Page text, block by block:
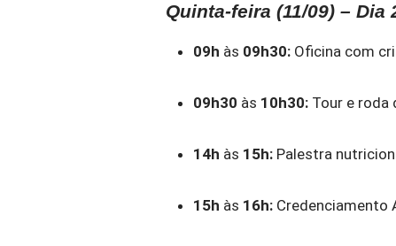
Quinta-feira (11/09) – Dia
09h às 09h30:Oficina com
09h30 às 10h30:Tour e roda
14h às 15h:Palestra
15h às 16h:Credenciamento